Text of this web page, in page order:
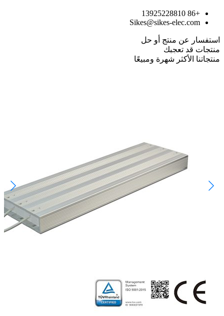
+86 13925228810
Sikes@sikes-elec.com
استفسار عن منتج أو حل
منتجات قد تعجبك
منتجاتنا الأكثر شهرة ومبيعًا